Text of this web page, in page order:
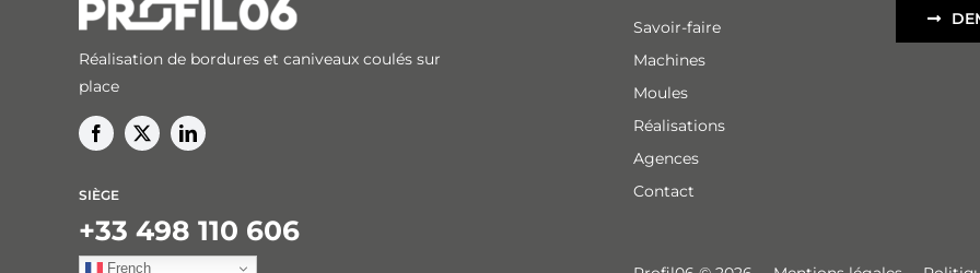
Réalisation de bordures et caniveaux coulés sur
place
SIÈGE
+33 498 110 606
French
Savoir-faire
Machines
Moules
Réalisations
Agences
Contact